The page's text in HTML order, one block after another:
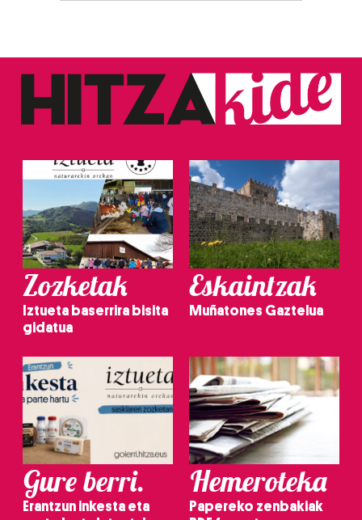
Zozketak
Iztueta baserrira bisita
gidatua
Eskaintzak
Muñatones Gaztelua
Gure berri.
Erantzun inkesta eta
Hemeroteka
Papereko zenbakiak